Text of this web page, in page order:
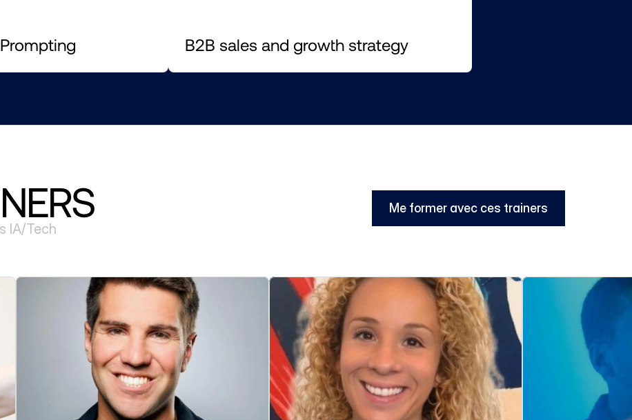
B2B sales and growth strategy
IA/Tech
Me former avec ces trainers